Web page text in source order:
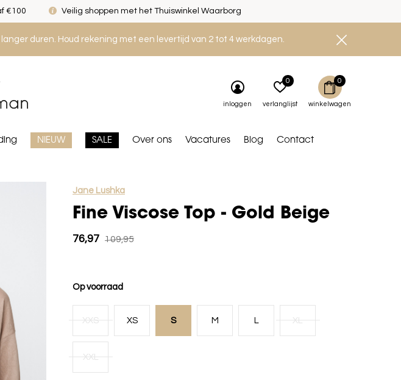
duren. Houd rekening met een levertijd van 2 tot 4 werkdagen.
NIEUW SALE Over ons Vacatures Blog Contact
inloggen verlanglijst
0
winkelwagen
0
€100 Veilig shoppen met het Thuiswinkel Waarborg
Jane Lushka
Fine Viscose Top - Gold Beige
76,97 109,95
Op voorraad
XXS XS S M L XL
XXL